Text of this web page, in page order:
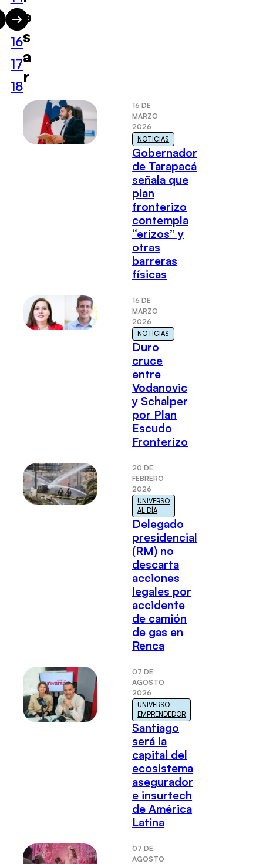
15
16
17
18
e
s
a
r
16 DE
MARZO
2026
NOTICIAS
Gobernador
de Tarapacá
señala que
plan
fronterizo
contempla
“erizos” y
otras
barreras
físicas
16 DE
MARZO
2026
NOTICIAS
Duro
cruce
entre
Vodanovic
y Schalper
por Plan
Escudo
Fronterizo
20 DE
FEBRERO
2026
UNIVERSO
AL DÍA
Delegado
presidencial
(RM) no
descarta
acciones
legales por
accidente
de camión
de gas en
Renca
07 DE
AGOSTO
2026
UNIVERSO
EMPRENDEDOR
Santiago
será la
capital del
ecosistema
asegurador
e insurtech
de América
Latina
07 DE
AGOSTO